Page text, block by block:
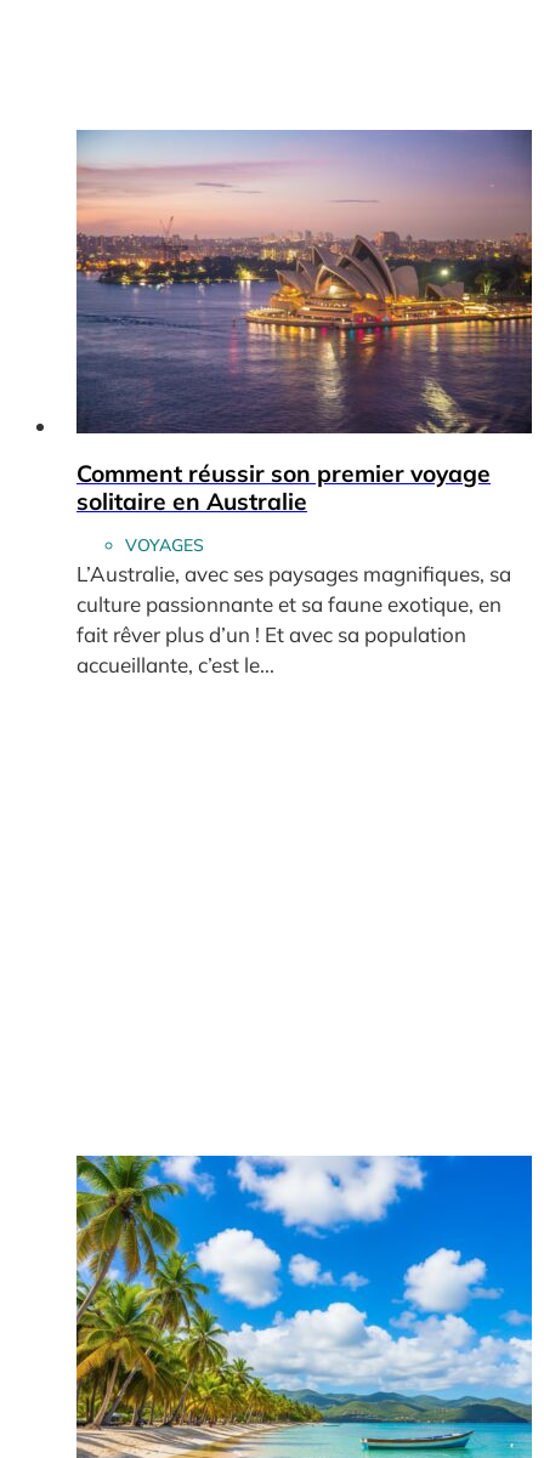
Comment réussir son premier voyage
solitaire en Australie
VOYAGES
L’Australie, avec ses paysages magnifiques, sa
culture passionnante et sa faune exotique, en
fait rêver plus d’un ! Et avec sa population
accueillante, c’est le...